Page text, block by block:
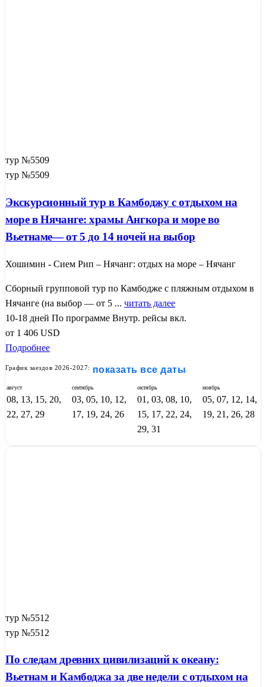
тур №5509
тур №5509
Экскурсионный тур в Камбоджу с отдыхом на
море в Нячанге: храмы Ангкора и море во
Вьетнаме— от 5 до 14 ночей на выбор
Хошимин - Сием Рип – Нячанг: отдых на море – Нячанг
Сборный групповой тур по Камбодже с пляжным отдыхом в
Нячанге (на выбор — от 5 ... читать далее
10-18 дней По программе Внутр. рейсы вкл.
от 1 406 USD
Подробнее
График заездов 2026-2027: показать все даты
август
08, 13, 15, 20,
22, 27, 29
сентябрь
03, 05, 10, 12,
17, 19, 24, 26
октябрь
01, 03, 08, 10,
15, 17, 22, 24,
29, 31
ноябрь
05, 07, 12, 14,
19, 21, 26, 28
тур №5512
тур №5512
По следам древних цивилизаций к океану:
Вьетнам и Камбоджа за две недели с отдыхом на